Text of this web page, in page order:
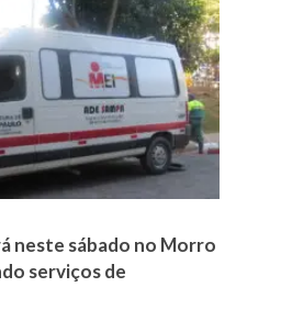
neste sábado no Morro
serviços de